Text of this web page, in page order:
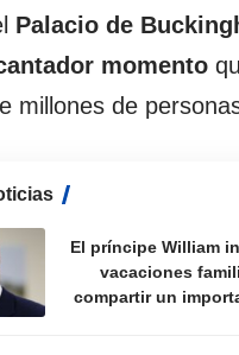
Palacio de
momento
millones de
El príncipe William
vacaciones
compartir un